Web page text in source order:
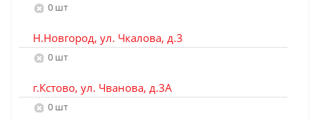
0 шт
Н.Новгород, ул. Чкалова, д.3
0 шт
г.Кстово, ул. Чванова, д.3А
0 шт